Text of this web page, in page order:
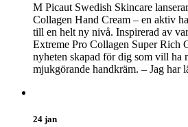
M Picaut Swedish Skincare
Collagen Hand Cream – en aktiv
till en helt ny nivå. Inspirerad av
Extreme Pro Collagen Super Rich
nyheten skapad för dig som vill ha
mjukgörande handkräm. – Jag
24 jan